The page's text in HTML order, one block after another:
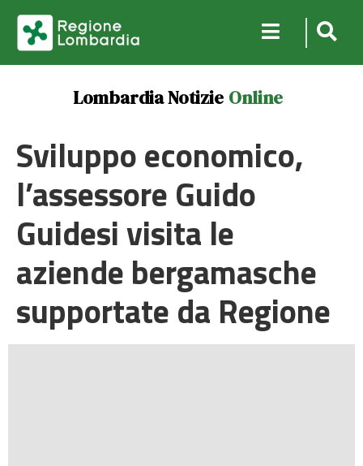
Lombardia Notizie Online
Sviluppo economico,
l’assessore Guido
Guidesi visita le
aziende bergamasche
supportate da Regione